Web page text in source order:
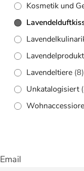
Kosmetik und
Lavendeltiere (8)
Unkatalogisiert
Email